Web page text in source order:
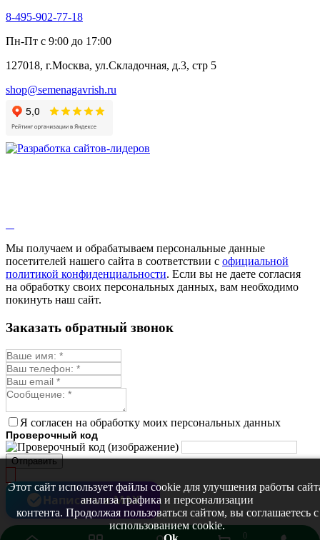
8-495-902-77-18
Пн-Пт с 9:00 до 17:00
127018, г.Москва, ул.Складочная, д.3, стр 5
shop@semenagavrish.ru
Мы получаем и обрабатываем персональные данные
посетителей нашего сайта в соответствии с официальной
политикой конфиденциальности. Если вы не даете согласия
на обработку своих персональных данных, вам необходимо
покинуть наш сайт.
Этот сайт использует файлы cookie для улучшения работы
анализа трафика и персонализации
контента. Продолжая пользоваться сайтом, вы соглашаетесь с
использованием cookie.
Заказать обратный звонок
Я согласен на обработку моих персональных данных
Проверочный код
Отправить
0
Написать в MAX